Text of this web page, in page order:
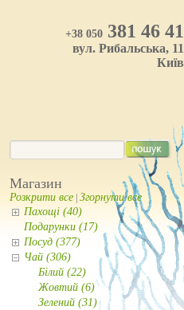
+38 050 381 46 41
вул. Рибальська, 11
Київ
Магазин
Розкрити все Згорнути все
Пахощі (40)
Подарунки (17)
Посуд (377)
Чай (306)
Білий (22)
Жовтий (6)
Зелений (31)